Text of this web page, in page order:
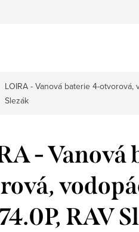
LOIRA - Vanová baterie 4-otvorová,
Slezák
- Vanová
RAV